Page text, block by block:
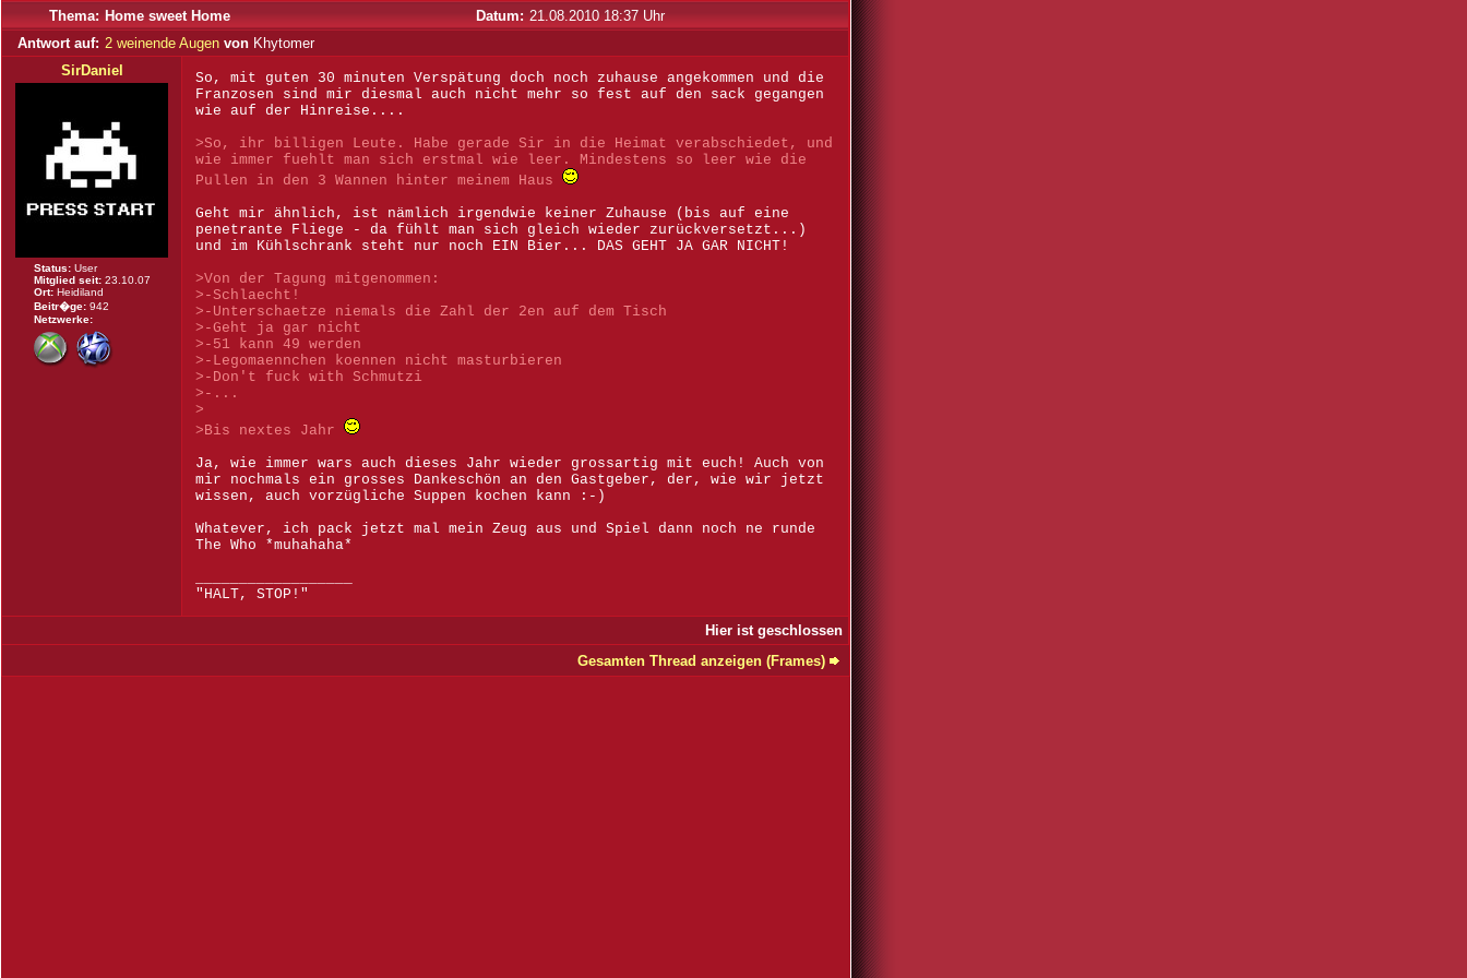
Thema: Home sweet Home Datum: 21.08.2010 18:37 Uhr
Antwort auf: 2 weinende Augen von Khytomer
SirDaniel
Status: User
Mitglied seit: 23.10.07
Ort: Heidiland
Beitr�ge: 942
Netzwerke:
So, mit guten 30 minuten Verspätung doch noch zuhause angekommen und die
Franzosen sind mir diesmal auch nicht mehr so fest auf den sack gegangen
wie auf der Hinreise....
>So, ihr billigen Leute. Habe gerade Sir in die Heimat verabschiedet, und
wie immer fuehlt man sich erstmal wie leer. Mindestens so leer wie die
Pullen in den 3 Wannen hinter meinem Haus
Geht mir ähnlich, ist nämlich irgendwie keiner Zuhause (bis auf eine
penetrante Fliege - da fühlt man sich gleich wieder zurückversetzt...)
und im Kühlschrank steht nur noch EIN Bier... DAS GEHT JA GAR NICHT!
>Von der Tagung mitgenommen:
>-Schlaecht!
>-Unterschaetze niemals die Zahl der 2en auf dem Tisch
>-Geht ja gar nicht
>-51 kann 49 werden
>-Legomaennchen koennen nicht masturbieren
>-Don't fuck with Schmutzi
>-...
>
>Bis nextes Jahr
Ja, wie immer wars auch dieses Jahr wieder grossartig mit euch! Auch von
mir nochmals ein grosses Dankeschön an den Gastgeber, der, wie wir jetzt
wissen, auch vorzügliche Suppen kochen kann :-)
Whatever, ich pack jetzt mal mein Zeug aus und Spiel dann noch ne runde
The Who *muhahaha*
"HALT, STOP!"
Hier ist geschlossen
Gesamten Thread anzeigen (Frames)